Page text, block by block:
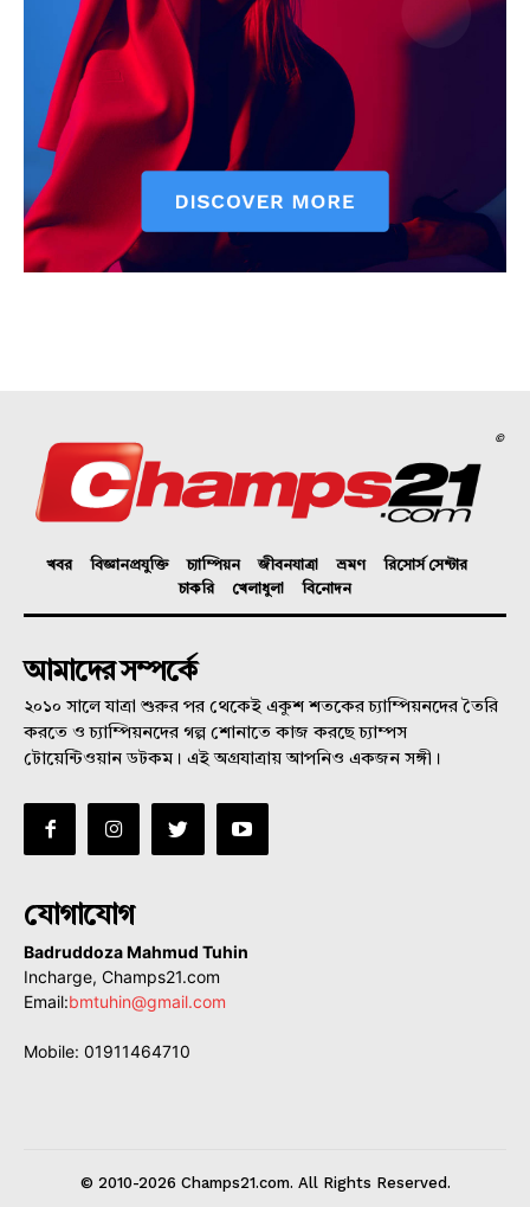
©
খবর বিজ্ঞানপ্রযুক্তি চ্যাম্পিয়ন জীবনযাত্রা ভ্রমণ
রিসোর্স সেন্টার
চাকরি
খেলাধুলা বিনোদন
আমাদের সম্পর্কে
২০১০ সালে যাত্রা শুরুর পর থেকেই একুশ শতকের চ্যাম্পিয়নদের তৈরি
করতে ও চ্যাম্পিয়নদের গল্প শোনাতে কাজ করছে চ্যাম্পস
টোয়েন্টিওয়ান ডটকম। এই অগ্রযাত্রায় আপনিও একজন সঙ্গী।
যোগাযোগ
Badruddoza Mahmud Tuhin
Incharge, Champs21.com
Email:bmtuhin@gmail.com
Mobile: 01911464710
© 2010-2026 Champs21.com. All Rights Reserved.